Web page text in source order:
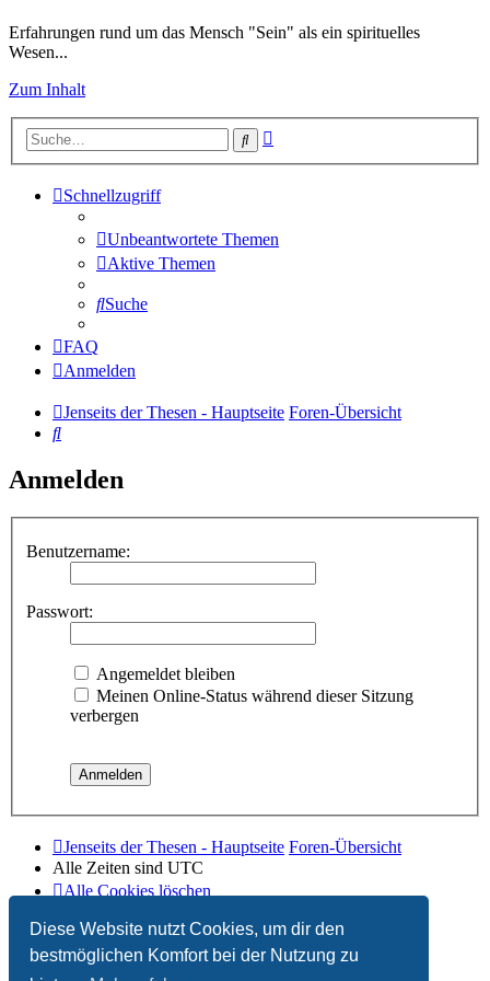
Diese Website nutzt Cookies, um dir den
bestmöglichen Komfort bei der Nutzung zu
Erfahrungen rund um das Mensch "Sein" als ein spirituelles
Wesen...
Zum Inhalt
Suche
Schnellzugriff
Unbeantwortete Themen
Aktive Themen
Suche
FAQ
Anmelden
Jenseits der Thesen - Hauptseite Foren-Übersicht
Suche
Anmelden
Benutzername:
Passwort:
Angemeldet bleiben
Meinen Online-Status während dieser Sitzung
verbergen
Jenseits der Thesen - Hauptseite Foren-Übersicht
Alle Zeiten sind UTC
Alle Cookies löschen
Powered byphpBB ® Forum Software © phpBB Limited
Deutsche Übersetzung durch phpBB.de